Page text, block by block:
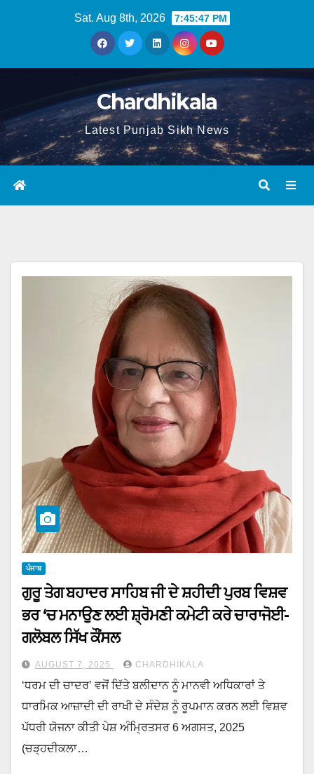
Sat. Aug 8th, 2026 7:45:47 PM
Chardhikala
Latest Punjab Sikh News
ਪੰਜਾਬ
ਗੁਰੂ ਤੇਗ ਬਹਾਦਰ ਸਾਹਿਬ ਜੀ ਦੇ ਸ਼ਹੀਦੀ ਪੁਰਬ ਵਿਸ਼ਵ
ਭਰ ‘ਚ ਮਨਾਉਣ ਲਈ ਸ਼੍ਰੋਮਣੀ ਕਮੇਟੀ ਕਰੇ ਚਾਰਾਜੋਈ-
ਗਲੋਬਲ ਸਿੱਖ ਕੌਂਸਲ
AUGUST 7, 2025 CHARDHIKALA
‘ਧਰਮ ਦੀ ਚਾਦਰ’ ਵਜੋਂ ਦਿੱਤੇ ਬਲੀਦਾਨ ਨੂੰ ਮਾਨਵੀ ਅਧਿਕਾਰਾਂ ਤੇ
ਧਾਰਮਿਕ ਆਜ਼ਾਦੀ ਦੀ ਰਾਖੀ ਦੇ ਸੰਦੇਸ਼ ਨੂੰ ਰੂਪਮਾਨ ਕਰਨ ਲਈ ਵਿਸ਼ਵ
ਪੱਧਰੀ ਯੋਜਨਾ ਕੀਤੀ ਪੇਸ਼ ਅੰਮ੍ਰਿਤਸਰ 6 ਅਗਸਤ, 2025
(ਚੜ੍ਹਦੀਕਲਾ…